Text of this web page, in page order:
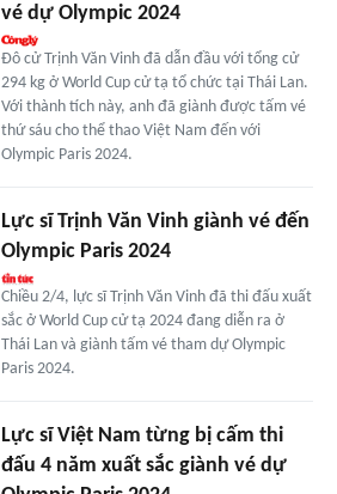
vé dự Olympic 2024
Đô cử Trịnh Văn Vinh đã dẫn đầu với tổng cử
294 kg ở World Cup cử tạ tổ chức tại Thái Lan.
Với thành tích này, anh đã giành được tấm vé
thứ sáu cho thể thao Việt Nam đến với
Olympic Paris 2024.
Lực sĩ Trịnh Văn Vinh giành vé đến
Olympic Paris 2024
Chiều 2/4, lực sĩ Trịnh Văn Vinh đã thi đấu xuất
sắc ở World Cup cử tạ 2024 đang diễn ra ở
Thái Lan và giành tấm vé tham dự Olympic
Paris 2024.
Lực sĩ Việt Nam từng bị cấm thi
đấu 4 năm xuất sắc giành vé dự